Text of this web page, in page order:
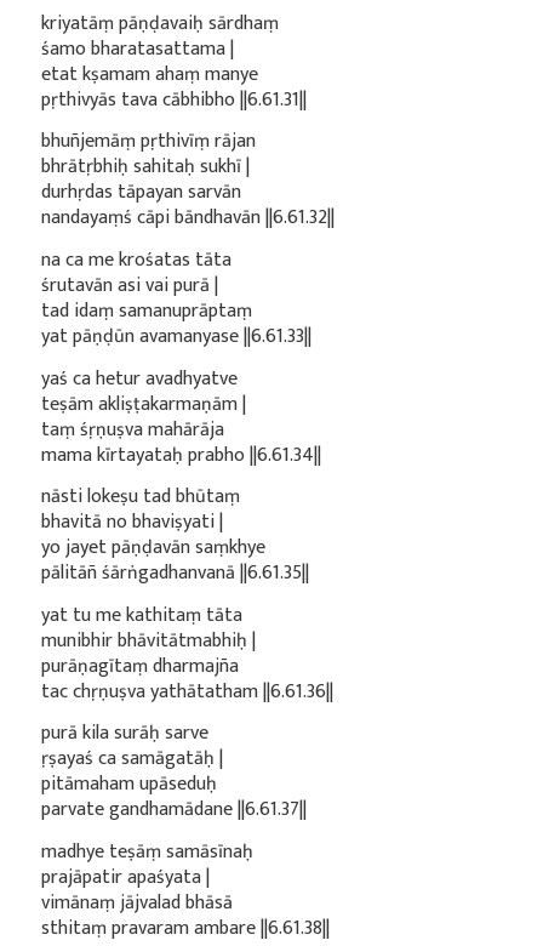
kriyatāṃ pāṇḍavaiḥ sārdhaṃ
śamo bharatasattama |
etat kṣamam ahaṃ manye
pṛthivyās tava cābhibho ||6.61.31||
bhuñjemāṃ pṛthivīṃ rājan
bhrātṛbhiḥ sahitaḥ sukhī |
durhṛdas tāpayan sarvān
nandayaṃś cāpi bāndhavān ||6.61.32||
na ca me krośatas tāta
śrutavān asi vai purā |
tad idaṃ samanuprāptaṃ
yat pāṇḍūn avamanyase ||6.61.33||
yaś ca hetur avadhyatve
teṣām akliṣṭakarmaṇām |
taṃ śṛṇuṣva mahārāja
mama kīrtayataḥ prabho ||6.61.34||
nāsti lokeṣu tad bhūtaṃ
bhavitā no bhaviṣyati |
yo jayet pāṇḍavān saṃkhye
pālitāñ śārṅgadhanvanā ||6.61.35||
yat tu me kathitaṃ tāta
munibhir bhāvitātmabhiḥ |
purāṇagītaṃ dharmajña
tac chṛṇuṣva yathātatham ||6.61.36||
purā kila surāḥ sarve
ṛṣayaś ca samāgatāḥ |
pitāmaham upāseduḥ
parvate gandhamādane ||6.61.37||
madhye teṣāṃ samāsīnaḥ
prajāpatir apaśyata |
vimānaṃ jājvalad bhāsā
sthitaṃ pravaram ambare ||6.61.38||